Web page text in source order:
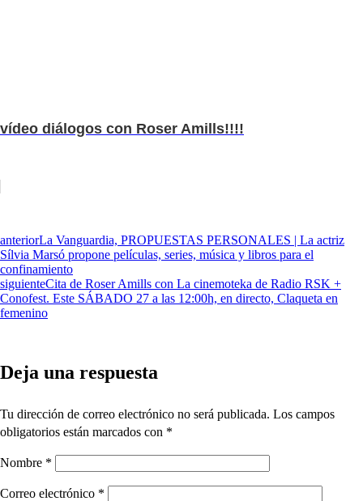
vídeo diálogos con Roser Amills!!!!
anteriorLa Vanguardia, PROPUESTAS PERSONALES | La actriz
Sílvia Marsó propone películas, series, música y libros para el
confinamiento
siguienteCita de Roser Amills con La cinemoteka de Radio RSK +
Conofest. Este SÁBADO 27 a las 12:00h, en directo, Claqueta en
femenino
Deja una respuesta
Tu dirección de correo electrónico no será publicada. Los campos
obligatorios están marcados con *
Nombre *
Correo electrónico *